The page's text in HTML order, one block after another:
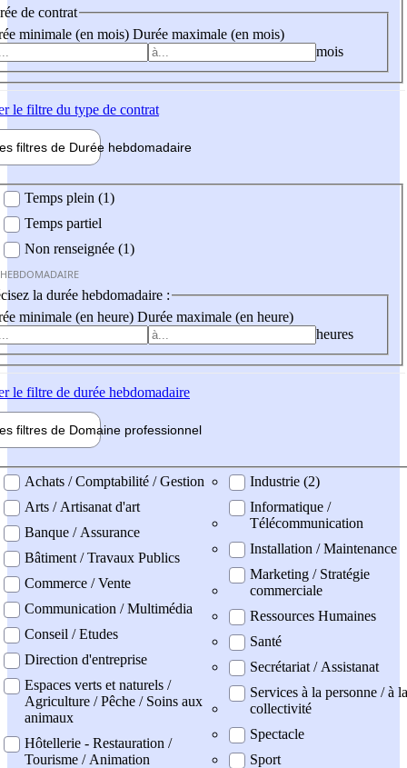
de contrat
minimale (en mois) Durée maximale (en mois)
mois
le filtre du type de contrat
filtres de Durée hebdomadaire
Temps plein (1)
Temps partiel
Non renseignée (1)
la durée hebdomadaire :
minimale (en heure) Durée maximale (en heure)
heures
le filtre de durée hebdomadaire
filtres de Domaine professionnel
professionel
Achats / Comptabilité / Gestion
Arts / Artisanat d'art
Banque / Assurance
Bâtiment / Travaux Publics
Commerce / Vente
Communication / Multimédia
Conseil / Etudes
Direction d'entreprise
Espaces verts et naturels /
Agriculture / Pêche / Soins aux
animaux
Hôtellerie - Restauration /
Tourisme / Animation
Industrie (2)
Informatique /
Télécommunication
Installation / Maintenance
Marketing / Stratégie
commerciale
Ressources Humaines
Santé
Secrétariat / Assistanat
Services à la personne / à la
collectivité
Spectacle
Sport